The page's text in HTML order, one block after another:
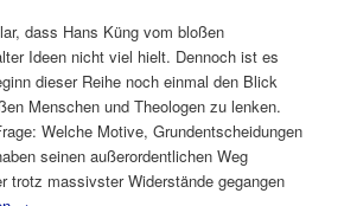
dass Hans Küng vom bloßen
Ideen nicht viel hielt. Dennoch ist es
dieser Reihe noch einmal den Blick
Menschen und Theologen zu lenken.
Welche Motive, Grundentscheidungen
seinen außerordentlichen Weg
trotz massivster Widerstände gegangen